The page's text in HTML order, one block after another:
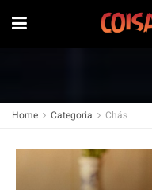
Home Categoria Chás